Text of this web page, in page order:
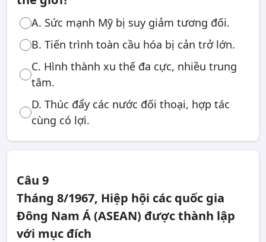
A. Sức mạnh Mỹ bị suy giảm tương đối.
B. Tiến trình toàn cầu hóa bị cản trở lớn.
C. Hình thành xu thế đa cực, nhiều trung
tâm.
D. Thúc đẩy các nước đối thoại, hợp tác
cùng có lợi.
Câu 9
Tháng 8/1967, Hiệp hội các quốc gia
Đông Nam Á (ASEAN) được thành lập
với mục đích